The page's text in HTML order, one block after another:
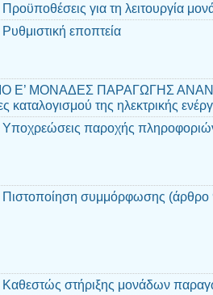
για τη λειτουργία
εποπτεία
Ε’ ΜΟΝΑΔΕΣ ΠΑΡΑΓΩΓΗΣ
καταλογισμού της ηλεκτρικής
παροχής
συμμόρφωσης
στήριξης μονάδων